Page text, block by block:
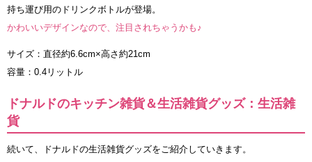
持ち運び用のドリンクボトルが登場。
かわいいデザインなので、注目されちゃうかも♪
サイズ：直径約6.6cm×高さ約21cm
容量：0.4リットル
ドナルドのキッチン雑貨＆生活雑貨グッズ：生活雑
貨
続いて、ドナルドの生活雑貨グッズをご紹介していきます。